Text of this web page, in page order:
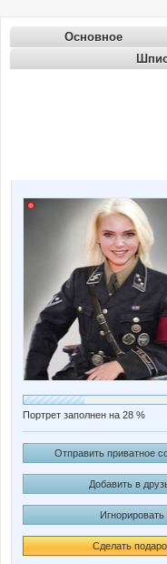
Основное
Портрет заполнен на 28 %
Отправить приватное
Добавить в
Игнорировать
Сделать